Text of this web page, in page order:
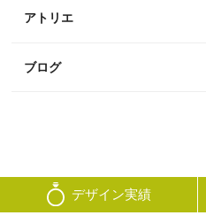
デザイン実績
アトリエ
ブログ